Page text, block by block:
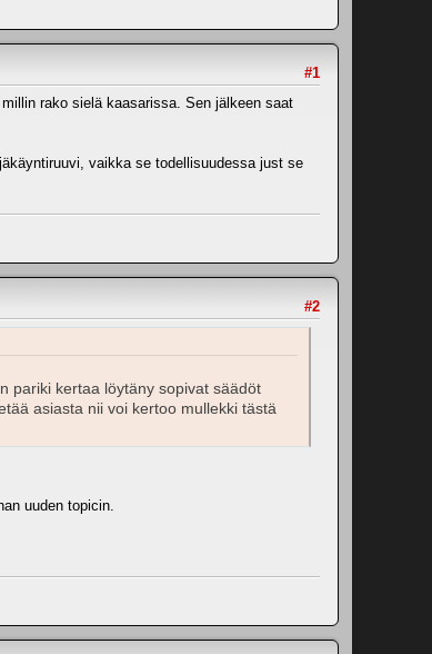
#1
rako sielä kaasarissa. Sen jälkeen saat
vaikka se todellisuudessa just se
#2
pariki kertaa löytäny sopivat säädöt
asiasta nii voi kertoo mullekki tästä
uuden topicin.